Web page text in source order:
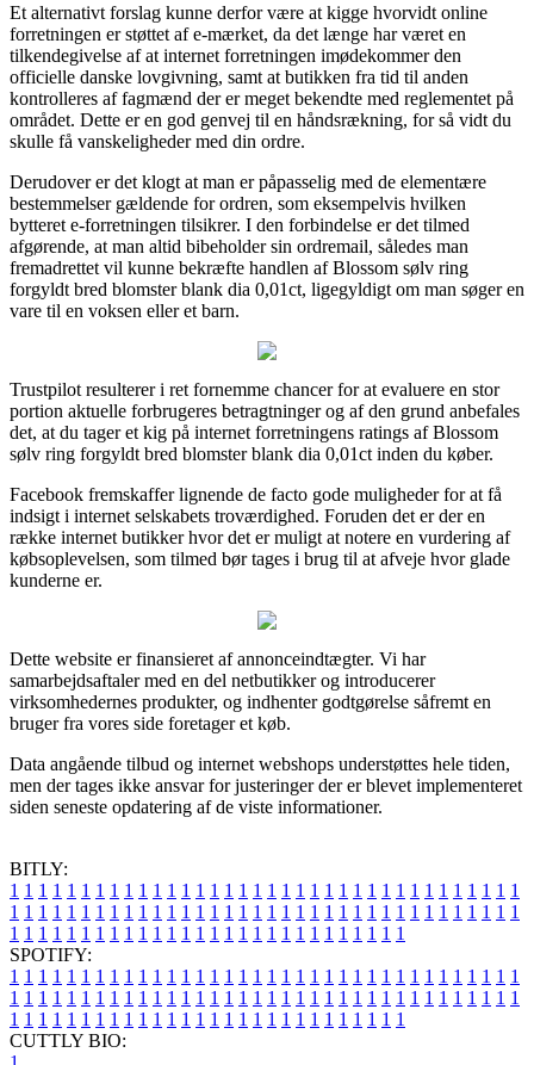
Et alternativt forslag kunne derfor være at kigge hvorvidt online
forretningen er støttet af e-mærket, da det længe har været en
tilkendegivelse af at internet forretningen imødekommer den
officielle danske lovgivning, samt at butikken fra tid til anden
kontrolleres af fagmænd der er meget bekendte med reglementet på
området. Dette er en god genvej til en håndsrækning, for så vidt du
skulle få vanskeligheder med din ordre.
Derudover er det klogt at man er påpasselig med de elementære
bestemmelser gældende for ordren, som eksempelvis hvilken
bytteret e-forretningen tilsikrer. I den forbindelse er det tilmed
afgørende, at man altid bibeholder sin ordremail, således man
fremadrettet vil kunne bekræfte handlen af Blossom sølv ring
forgyldt bred blomster blank dia 0,01ct, ligegyldigt om man søger en
vare til en voksen eller et barn.
Trustpilot resulterer i ret fornemme chancer for at evaluere en stor
portion aktuelle forbrugeres betragtninger og af den grund anbefales
det, at du tager et kig på internet forretningens ratings af Blossom
sølv ring forgyldt bred blomster blank dia 0,01ct inden du køber.
Facebook fremskaffer lignende de facto gode muligheder for at få
indsigt i internet selskabets troværdighed. Foruden det er der en
række internet butikker hvor det er muligt at notere en vurdering af
købsoplevelsen, som tilmed bør tages i brug til at afveje hvor glade
kunderne er.
Dette website er finansieret af annonceindtægter. Vi har
samarbejdsaftaler med en del netbutikker og introducerer
virksomhedernes produkter, og indhenter godtgørelse såfremt en
bruger fra vores side foretager et køb.
Data angående tilbud og internet webshops understøttes hele tiden,
men der tages ikke ansvar for justeringer der er blevet implementeret
siden seneste opdatering af de viste informationer.
BITLY:
1 1 1 1 1 1 1 1 1 1 1 1 1 1 1 1 1 1 1 1 1 1 1 1 1 1 1 1 1 1 1 1 1 1 1 1
1 1 1 1 1 1 1 1 1 1 1 1 1 1 1 1 1 1 1 1 1 1 1 1 1 1 1 1 1 1 1 1 1 1 1 1
1 1 1 1 1 1 1 1 1 1 1 1 1 1 1 1 1 1 1 1 1 1 1 1 1 1 1 1
SPOTIFY:
1 1 1 1 1 1 1 1 1 1 1 1 1 1 1 1 1 1 1 1 1 1 1 1 1 1 1 1 1 1 1 1 1 1 1 1
1 1 1 1 1 1 1 1 1 1 1 1 1 1 1 1 1 1 1 1 1 1 1 1 1 1 1 1 1 1 1 1 1 1 1 1
1 1 1 1 1 1 1 1 1 1 1 1 1 1 1 1 1 1 1 1 1 1 1 1 1 1 1 1
CUTTLY BIO: